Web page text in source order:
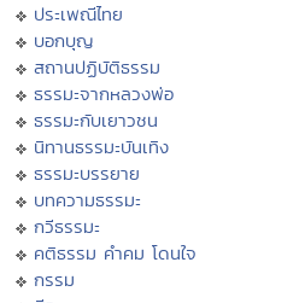
ประเพณีไทย
บอกบุญ
สถานปฏิบัติธรรม
ธรรมะจากหลวงพ่อ
ธรรมะกับเยาวชน
นิทานธรรมะบันเทิง
ธรรมะบรรยาย
บทความธรรมะ
กวีธรรมะ
คติธรรม คำคม โดนใจ
กรรม